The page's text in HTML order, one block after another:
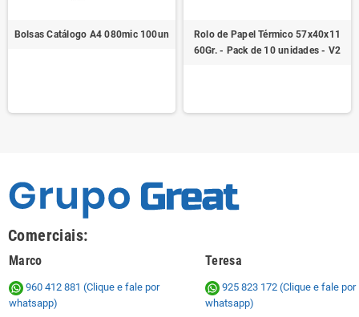
Bolsas Catálogo A4 080mic 100un
Rolo de Papel Térmico 57x40x11
60Gr. - Pack de 10 unidades - V2
Comerciais:
Marco Teresa
960 412 881 (Clique e fale por
whatsapp)
925 823 172 (Clique e fale por
whatsapp)